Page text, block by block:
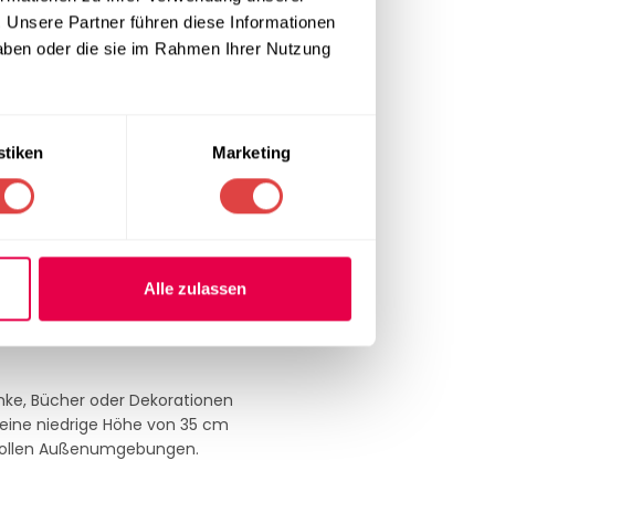
Partner führen diese Informationen
oder die sie im Rahmen Ihrer Nutzung
Marketing
Alle zulassen
verleiht dem Tisch eine
70×70 cm und 70×120 cm,
ideal für den
Die pflegeleichte schwarze
Somit ist er die perfekte
Bücher oder Dekorationen
niedrige Höhe von 35 cm
Außenumgebungen.